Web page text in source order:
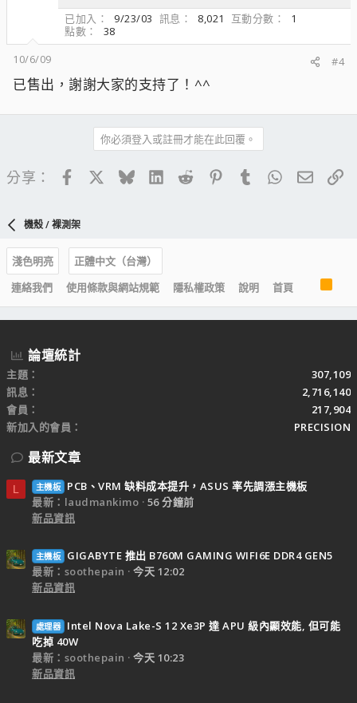
已加入
9/23/03 訊息 8,021 互動分數
1
點數
38
10/6/09
#4
已售出，謝謝大家的支持了！^^
你必須登入或註冊才能在此回覆。
分享： FacebookBlueskyLinkedIn
Reddit PinterestTumblrWhatsApp
電子
機殼 / 裸測架
淺色明亮
正體中文（台灣）
連絡我們
使用條款與網站規範 隱私權政策 說明 首頁
S
論壇統計
主題
307,109
訊息
2,716,140
會員
217,904
新加入的會員
PRECISION
最新文章
L 主機板
PCB、VRM 缺料成本提升，ASUS 率先調漲主機板
最新：laudmankimo
56 分鐘前
新品資訊
主機板
GIGABYTE 推出 B760M GAMING WIFI6E DDR4 GEN5
最新：soothepain
今天 12:02
新品資訊
處理器
Intel Nova Lake-S 12 Xe3P 達 APU 級內顯效能, 但可能
吃掉 40W
最新：soothepain
今天 10:23
新品資訊